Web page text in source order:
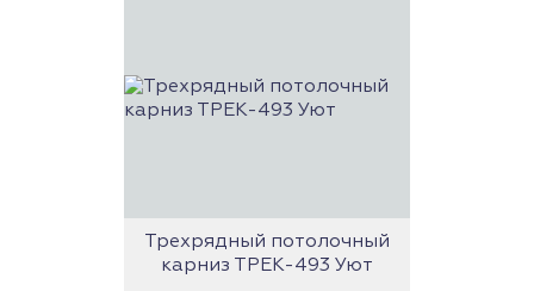
Трехрядный потолочный
карниз ТРЕК-493 Уют